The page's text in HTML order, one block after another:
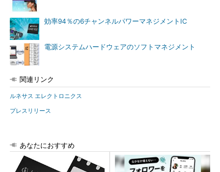
効率94％の6チャンネルパワーマネジメントIC
電源システムハードウェアのソフトマネジメント
関連リンク
ルネサス エレクトロニクス
プレスリリース
あなたにおすすめ